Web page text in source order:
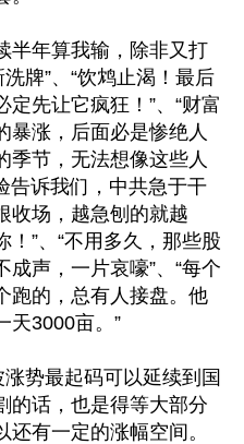
半年算我输，除非又打
牌”、“饮鸩止渴！最后
先让它疯狂！”、“财富
暴涨，后面必是惨绝人
季节，无法想像这些人
告诉我们，中共急于干
收场，越急刨的就越
”、“不用多久，那些股
声，一片哀嚎”、“每个
跑的，总有人接盘。他
天3000亩。”
涨势最起码可以延续到国
的话，也是得等大部分
有一定的涨幅空间。